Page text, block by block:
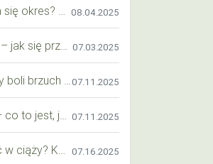
08.04.2025
07.03.2025
07.11.2025
07.11.2025
07.16.2025